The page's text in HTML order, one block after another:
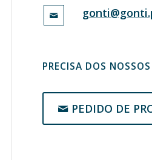
PRECISA DOS
PEDIDO DE